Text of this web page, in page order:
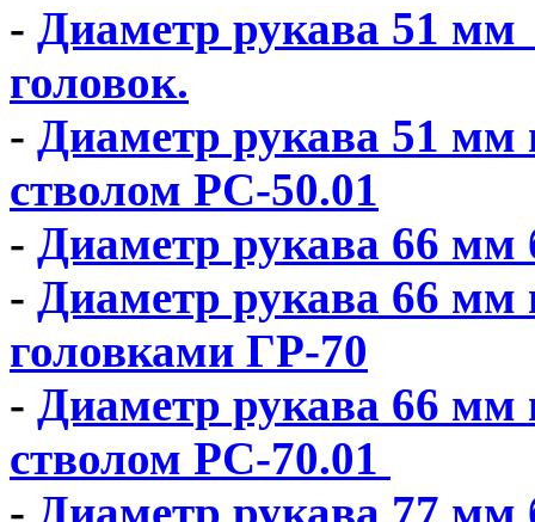
- Диаметр рукава 51 мм
головок.
- Диаметр рукава 51 мм
стволом РС-50.01
- Диаметр рукава 66 мм
- Диаметр рукава 66 мм
головками ГР-70
- Диаметр рукава 66 мм
стволом РС-70.01
- Диаметр рукава 77 мм